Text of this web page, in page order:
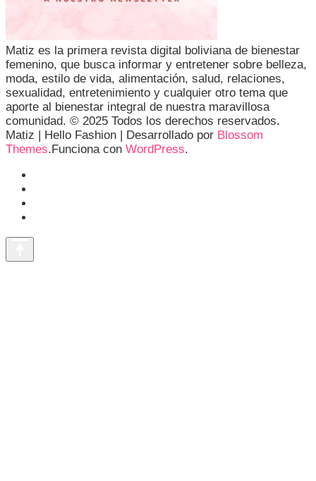
Matiz es la primera revista digital boliviana de bienestar
femenino, que busca informar y entretener sobre belleza,
moda, estilo de vida, alimentación, salud, relaciones,
sexualidad, entretenimiento y cualquier otro tema que
aporte al bienestar integral de nuestra maravillosa
comunidad. © 2025 Todos los derechos reservados.
Matiz | Hello Fashion | Desarrollado por Blossom
Themes.Funciona con WordPress.